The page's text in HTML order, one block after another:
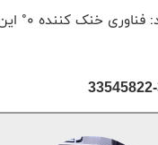
در سال